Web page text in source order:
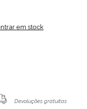
em stock
Devoluções gratuitas